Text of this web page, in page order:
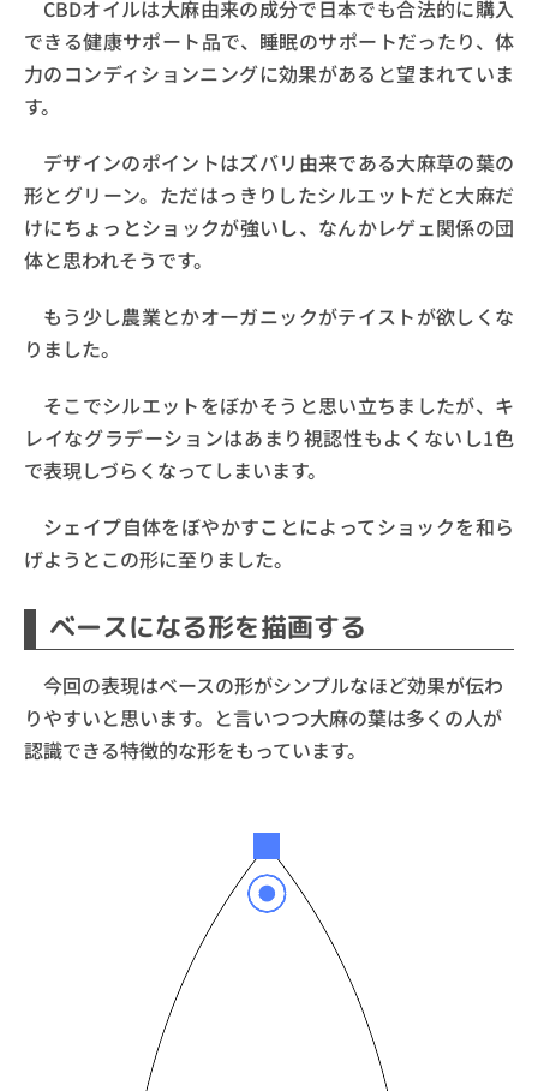
CBDオイルは大麻由来の成分で日本でも合法的に購入
できる健康サポート品で、睡眠のサポートだったり、体
力のコンディションニングに効果があると望まれていま
す。
デザインのポイントはズバリ由来である大麻草の葉の
形とグリーン。ただはっきりしたシルエットだと大麻だ
けにちょっとショックが強いし、なんかレゲェ関係の団
体と思われそうです。
もう少し農業とかオーガニックがテイストが欲しくな
りました。
そこでシルエットをぼかそうと思い立ちましたが、キ
レイなグラデーションはあまり視認性もよくないし1色
で表現しづらくなってしまいます。
シェイプ自体をぼやかすことによってショックを和ら
げようとこの形に至りました。
ベースになる形を描画する
今回の表現はベースの形がシンプルなほど効果が伝わ
りやすいと思います。と言いつつ大麻の葉は多くの人が
認識できる特徴的な形をもっています。